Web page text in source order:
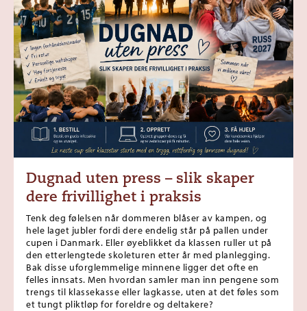
Dugnad uten press – slik skaper
dere frivillighet i praksis
Tenk deg følelsen når dommeren blåser av kampen, og
hele laget jubler fordi dere endelig står på pallen under
cupen i Danmark. Eller øyeblikket da klassen ruller ut på
den etterlengtede skoleturen etter år med planlegging.
Bak disse uforglemmelige minnene ligger det ofte en
felles innsats. Men hvordan samler man inn pengene som
trengs til klassekasse eller lagkasse, uten at det føles som
et tungt pliktløp for foreldre og deltakere?